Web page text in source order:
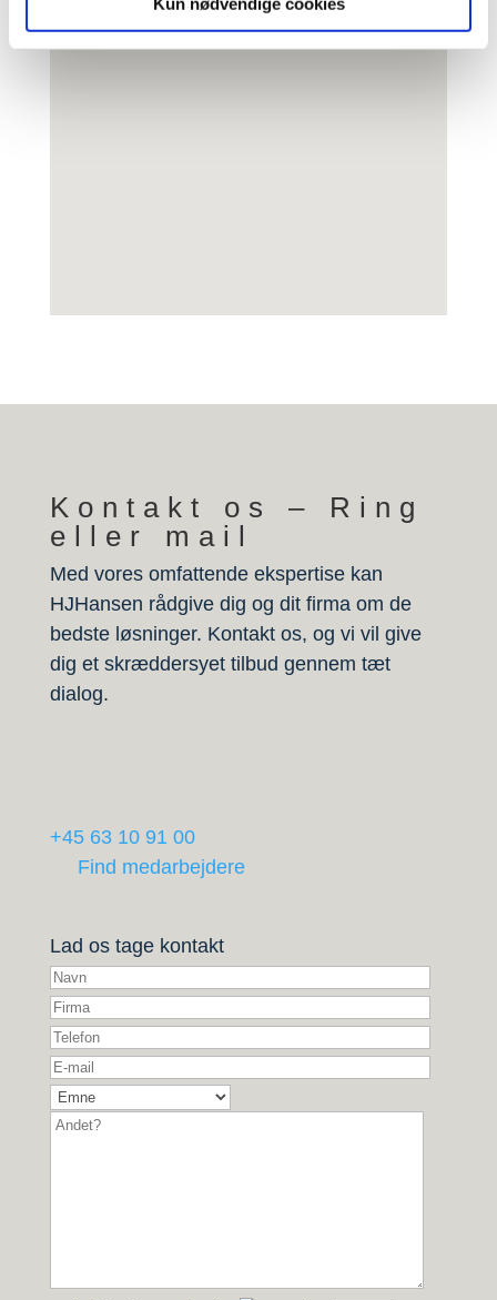
Kontakt os – Ring
eller mail
Med vores omfattende ekspertise kan
HJHansen rådgive dig og dit firma om de
bedste løsninger. Kontakt os, og vi vil give
dig et skræddersyet tilbud gennem tæt
dialog.
+45 63 10 91 00
Find medarbejdere
Lad os tage kontakt